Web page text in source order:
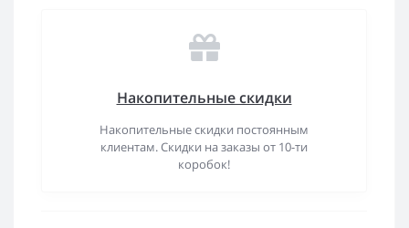
Накопительные скидки
Накопительные скидки постоянным
клиентам. Скидки на заказы от 10-ти
коробок!